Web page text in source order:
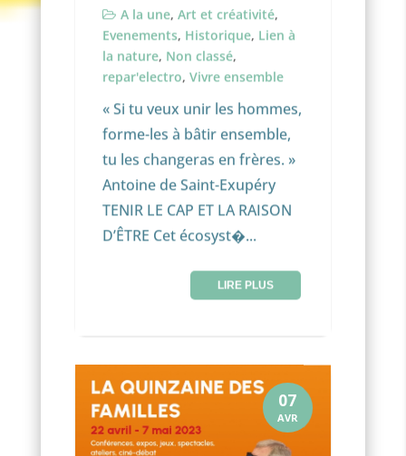
A la une,Art et créativité,
Evenements, Historique, Lien à
la nature, Non classé,
repar'electro,Vivre ensemble
« Si tu veux unir les hommes,
forme-les à bâtir ensemble,
tu les changeras en frères. »
Antoine de Saint-Exupéry
TENIR LE CAP ET LA RAISON
D’ÊTRE Cet écosyst�...
LIRE PLUS
07
AVR